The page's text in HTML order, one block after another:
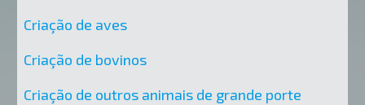
Criação de aves
Criação de bovinos
Criação de outros animais de grande porte